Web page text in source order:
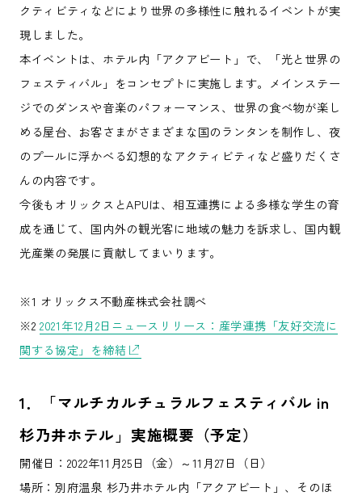
クティビティなどにより世界の多様性に触れるイベントが実
現しました。
本イベントは、ホテル内「アクアビート」で、「光と世界の
フェスティバル」をコンセプトに実施します。メインステー
ジでのダンスや音楽のパフォーマンス、世界の食べ物が楽し
める屋台、お客さまがさまざまな国のランタンを制作し、夜
のプールに浮かべる幻想的なアクティビティなど盛りだくさ
んの内容です。
今後もオリックスとAPUは、相互連携による多様な学生の育
成を通じて、国内外の観光客に地域の魅力を訴求し、国内観
光産業の発展に貢献してまいります。
※1 オリックス不動産株式会社調べ
※22021年12月2日ニュースリリース：産学連携「友好交流に
関する協定」を締結
1．
「マルチカルチュラルフェスティバル in
杉乃井ホテル」実施概要（予定）
開催日：2022年11月25日（金）～11月27日（日）
場所：別府温泉 杉乃井ホテル内「アクアビート」、そのほ